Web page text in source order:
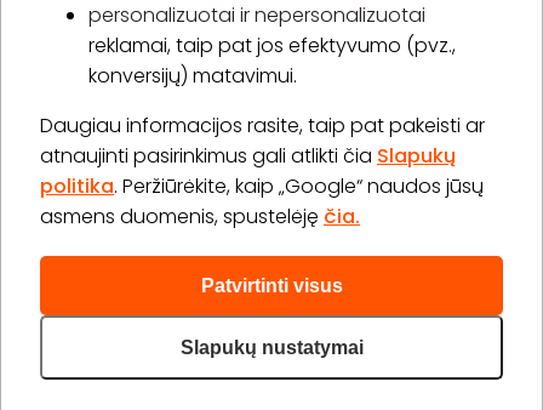
personalizuotai ir nepersonalizuotai
reklamai, taip pat jos efektyvumo (pvz.,
konversijų) matavimui.
Daugiau informacijos rasite, taip pat pakeisti ar
atnaujinti pasirinkimus gali atlikti čia Slapukų
politika. Peržiūrėkite, kaip „Google“ naudos jūsų
asmens duomenis, spustelėję čia.
Patvirtinti visus
Slapukų nustatymai
Apie „BookitNow“
Informacija
„GERA DOVANA“ GRUPĖ
2026 © Visos teisės saugomos info@bookitnow.lt, +370
645 03 111
Privatumo politika Svetainės medis